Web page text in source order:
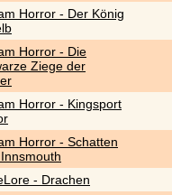
Horror - Der König
Horror - Die
Ziege der
Horror - Kingsport
Horror - Schatten
- Drachen